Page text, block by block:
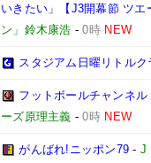
いきたい」【J3開幕節 ツ
ン」鈴木康浩 -0時 NEW
スタジアム日曜リトルク
フットボールチャンネ
ーズ原理主義 -0時 NEW
がんばれ!ニッポン79 -J